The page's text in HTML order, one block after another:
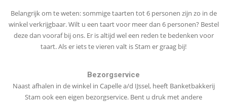
Belangrijk om te weten: sommige taarten tot 6 personen zijn zo in de
winkel verkrijgbaar. Wilt u een taart voor meer dan 6 personen? Bestel
deze dan vooraf bij ons. Er is altijd wel een reden te bedenken voor
taart. Als er iets te vieren valt is Stam er graag bij!
Bezorgservice
Naast afhalen in de winkel in Capelle a/d IJssel, heeft Banketbakkerij
Stam ook een eigen bezorgservice. Bent u druk met andere